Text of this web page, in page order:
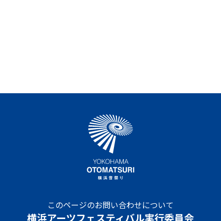
このページのお問い合わせについて
横浜アーツフェスティバル実行委員会